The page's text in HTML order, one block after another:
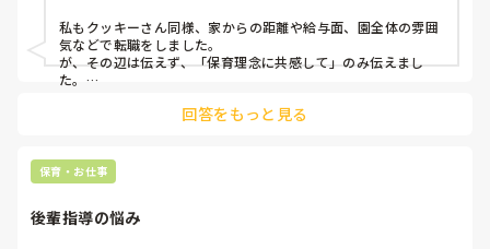
私もクッキーさん同様、家からの距離や給与面、園全体の雰囲
気などで転職をしました。
が、その辺は伝えず、「保育理念に共感して」のみ伝えまし
た。
回答をもっと見る
保育・お仕事
後輩指導の悩み